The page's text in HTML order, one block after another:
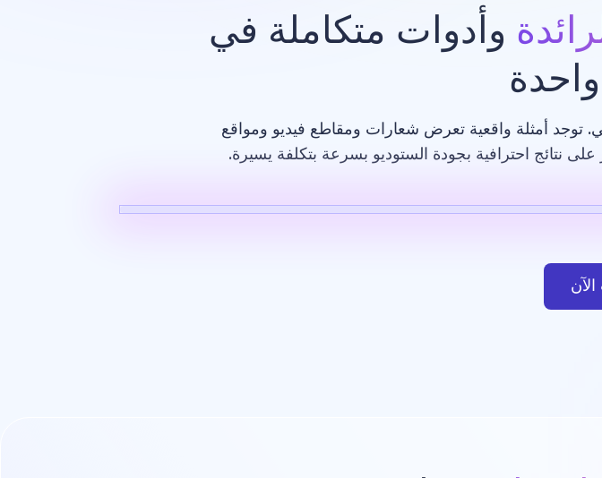
وأدوات متكاملة في
توجد أمثلة واقعية تعرض شعارات ومقاطع فيديو ومواقع
نتائج احترافية بجودة الستوديو بسرعة بتكلفة يسيرة.